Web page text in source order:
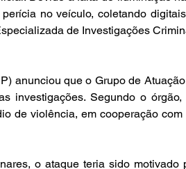
no veículo, coletando
de Investigações
anunciou que o Grupo de
investigações. Segundo o
de violência, em cooperação
o ataque teria sido motivado